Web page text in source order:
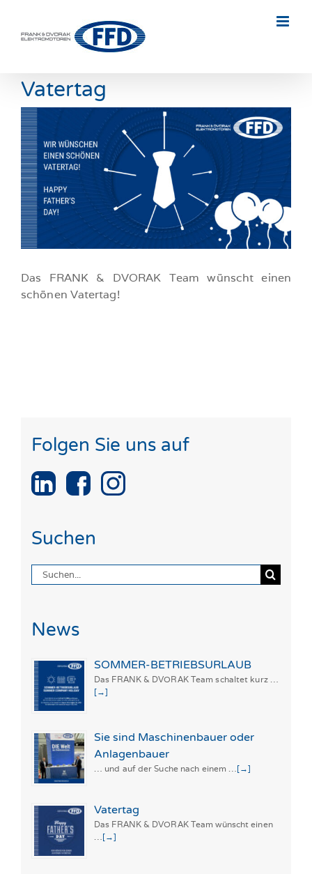
content
Vatertag
Zeige
grösseres
Bild
Das FRANK & DVORAK Team wünscht einen
schönen Vatertag!
Folgen Sie uns auf
Suchen
Suche
nach:
News
SOMMER-BETRIEBSURLAUB
Das FRANK & DVORAK Team schaltet kurz …
[→]
Sie sind Maschinenbauer oder
Anlagenbauer
… und auf der Suche nach einem … [→]
Vatertag
Das FRANK & DVORAK Team wünscht einen
[→]